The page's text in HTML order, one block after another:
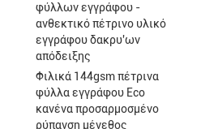
φύλλων εγγράφου -
ανθεκτικό πέτρινο υλικό
εγγράφου δακρυ'ων
απόδειξης
Φιλικά 144gsm πέτρινα
φύλλα εγγράφου Eco
κανένα προσαρμοσμένο
ρύπανση μέγεθος